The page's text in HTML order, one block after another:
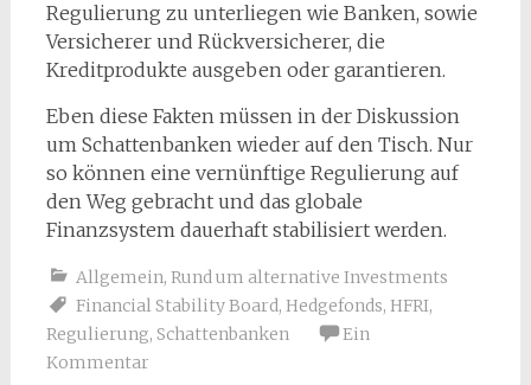
Regulierung zu unterliegen wie Banken, sowie
Versicherer und Rückversicherer, die
Kreditprodukte ausgeben oder garantieren.
Eben diese Fakten müssen in der Diskussion
um Schattenbanken wieder auf den Tisch. Nur
so können eine vernünftige Regulierung auf
den Weg gebracht und das globale
Finanzsystem dauerhaft stabilisiert werden.
Allgemein, Rund um alternative Investments
Financial Stability Board, Hedgefonds, HFRI,
Regulierung, Schattenbanken
Ein
Kommentar